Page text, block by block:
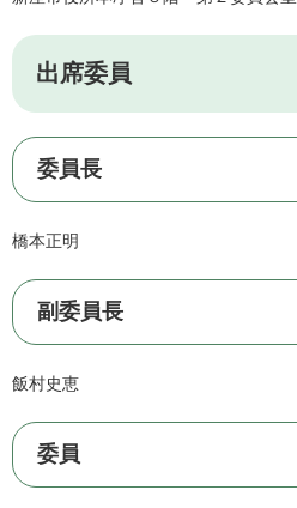
出席委員
委員長
橋本正明
副委員長
飯村史恵
委員